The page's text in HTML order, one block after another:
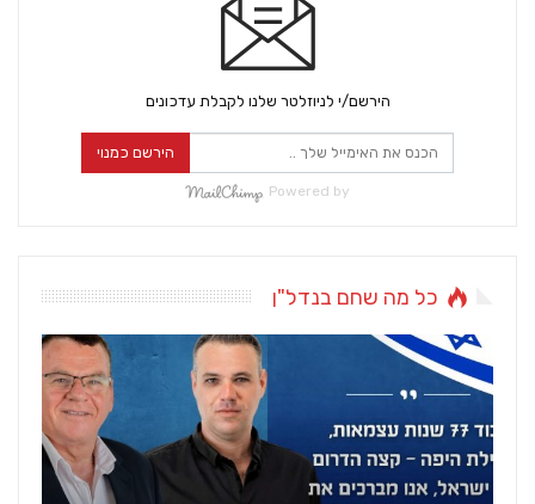
הירשם/י לניוזלטר שלנו לקבלת עדכונים
הירשם כמנוי
Powered by
כל מה שחם בנדל"ן